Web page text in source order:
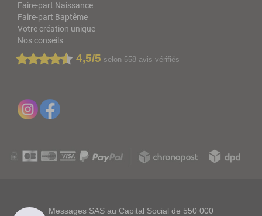
Faire-part Naissance
Faire-part Baptême
Votre création unique
Nos conseils
4,5/5 selon 558 avis vérifiés
Messages SAS au Capital Social de 550 000